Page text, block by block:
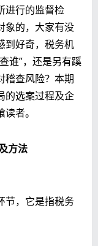
进行的监督检
象的，大家有没
到好奇，税务机
谁”，还是另有蹊
稽查风险？本期
的选案过程及企
者。
方法
节，它是指税务